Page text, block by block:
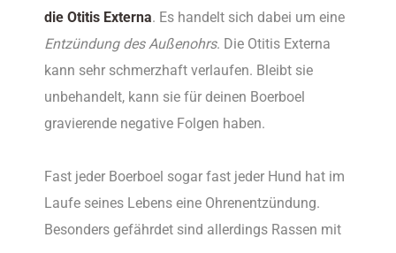
die Otitis Externa. Es handelt sich dabei um eine
Entzündung des Außenohrs. Die Otitis Externa
kann sehr schmerzhaft verlaufen. Bleibt sie
unbehandelt, kann sie für deinen Boerboel
gravierende negative Folgen haben.
Fast jeder Boerboel sogar fast jeder Hund hat im
Laufe seines Lebens eine Ohrenentzündung.
Besonders gefährdet sind allerdings Rassen mit